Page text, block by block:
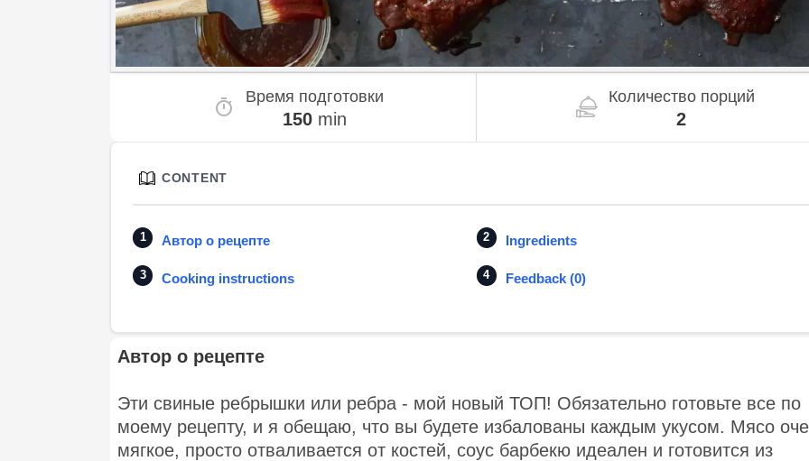
Время подготовки
150 min
Количество порций
2
CONTENT
Автор о рецепте Ingredients
Cooking instructions Feedback (0)
Автор о рецепте
Эти свиные ребрышки или ребра - мой новый ТОП! Обязательно готовьте все по
моему рецепту, и я обещаю, что вы будете избалованы каждым укусом. Мясо
мягкое, просто отваливается от костей, соус барбекю идеален и готовится из